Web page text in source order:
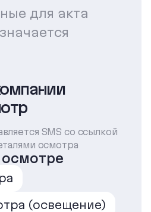
для акта
SMS со ссылкой
осмотра
(освещение)